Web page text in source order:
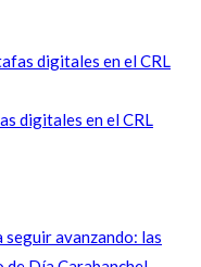
digitales en el CRL